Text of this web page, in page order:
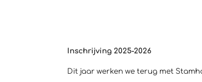
Inschrijving 2025-2026
Dit jaar werken we terug met